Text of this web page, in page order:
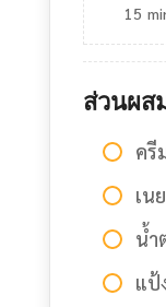
15
ส่วนผส
ครี
เน
น้ำ
แป้